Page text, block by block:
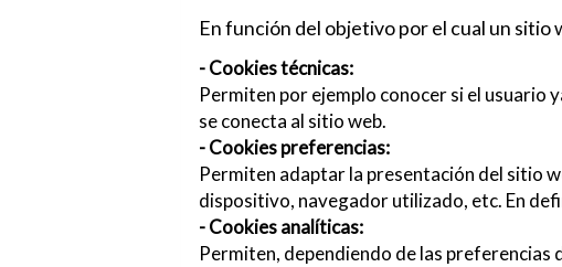
En función del objetivo por el cual un
- Cookies técnicas:
Permiten por ejemplo conocer si el usuario
se conecta al sitio web.
- Cookies preferencias:
Permiten adaptar la presentación del sitio
dispositivo, navegador utilizado, etc. En
- Cookies analíticas:
Permiten, dependiendo de las